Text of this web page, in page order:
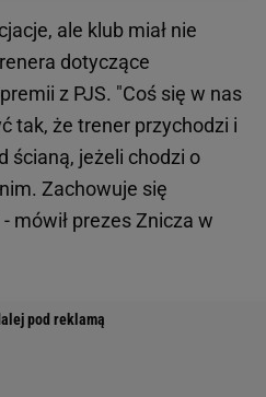
ale klub miał nie
dotyczące
z PJS. "Coś się w nas
tak, że trener przychodzi i
ścianą, jeżeli chodzi o
Zachowuje się
mówił prezes Znicza w